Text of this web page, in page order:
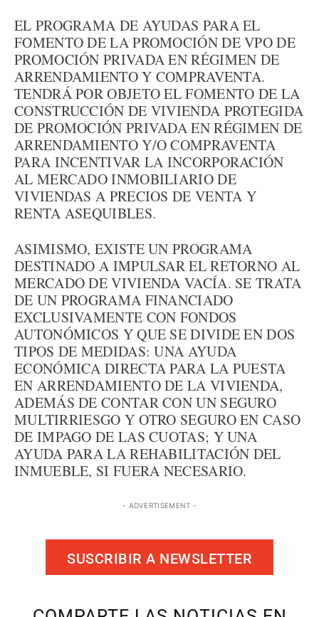
EL PROGRAMA DE AYUDAS PARA EL
FOMENTO DE LA PROMOCIÓN DE VPO DE
PROMOCIÓN PRIVADA EN RÉGIMEN DE
ARRENDAMIENTO Y COMPRAVENTA.
TENDRÁ POR OBJETO EL FOMENTO DE LA
CONSTRUCCIÓN DE VIVIENDA PROTEGIDA
DE PROMOCIÓN PRIVADA EN RÉGIMEN DE
ARRENDAMIENTO Y/O COMPRAVENTA
PARA INCENTIVAR LA INCORPORACIÓN
AL MERCADO INMOBILIARIO DE
VIVIENDAS A PRECIOS DE VENTA Y
RENTA ASEQUIBLES.
ASIMISMO, EXISTE UN PROGRAMA
DESTINADO A IMPULSAR EL RETORNO AL
MERCADO DE VIVIENDA VACÍA. SE TRATA
DE UN PROGRAMA FINANCIADO
EXCLUSIVAMENTE CON FONDOS
AUTONÓMICOS Y QUE SE DIVIDE EN DOS
TIPOS DE MEDIDAS: UNA AYUDA
ECONÓMICA DIRECTA PARA LA PUESTA
EN ARRENDAMIENTO DE LA VIVIENDA,
ADEMÁS DE CONTAR CON UN SEGURO
MULTIRRIESGO Y OTRO SEGURO EN CASO
DE IMPAGO DE LAS CUOTAS; Y UNA
AYUDA PARA LA REHABILITACIÓN DEL
INMUEBLE, SI FUERA NECESARIO.
- ADVERTISEMENT -
SUSCRIBIR A NEWSLETTER